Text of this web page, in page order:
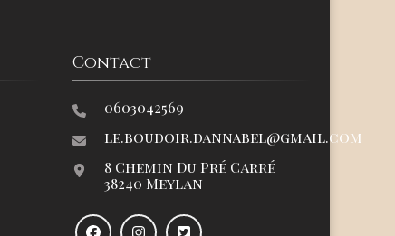
Contact
0603042569
le.boudoir.dannabel@gmail.com
8 Chemin Du Pré Carré
38240 Meylan